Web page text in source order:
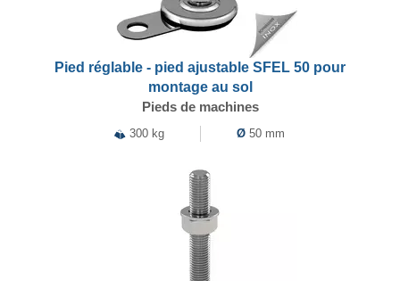
Pied réglable - pied ajustable SFEL 50 pour
montage au sol
Pieds de machines
300 kg Ø 50 mm